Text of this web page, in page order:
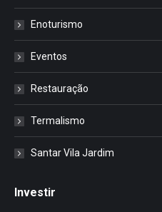
Enoturismo
Eventos
Restauração
Termalismo
Santar Vila Jardim
Investir